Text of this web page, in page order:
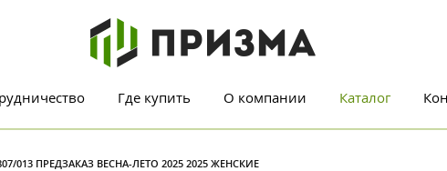
Где купить О компании Каталог
013 ПРЕДЗАКАЗ ВЕСНА-ЛЕТО 2025 2025 ЖЕНСКИЕ